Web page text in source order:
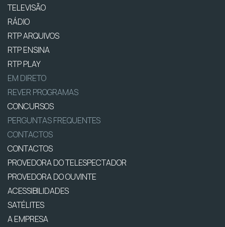
TELEVISÃO
RÁDIO
RTP ARQUIVOS
RTP ENSINA
RTP PLAY
EM DIRETO
REVER PROGRAMAS
CONCURSOS
PERGUNTAS FREQUENTES
CONTACTOS
CONTACTOS
PROVEDORA DO TELESPECTADOR
PROVEDORA DO OUVINTE
ACESSIBILIDADES
SATÉLITES
A EMPRESA